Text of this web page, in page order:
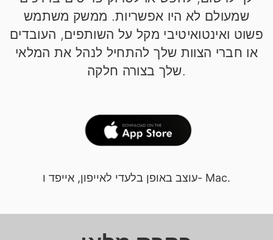
שמעולם לא היו אפשריות. ממשק משתמש
פשוט ואינטואיטיבי מקל על השותפים, העובדים
או חברי הצוות שלך להתחיל לנהל את המלאי
שלך בצורה חלקה.
עוצב באופן בלעדי לאייפון, אייפד ו- Mac.